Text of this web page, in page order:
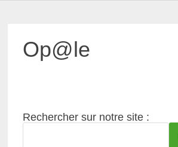
Op@le
Rechercher sur notre site :